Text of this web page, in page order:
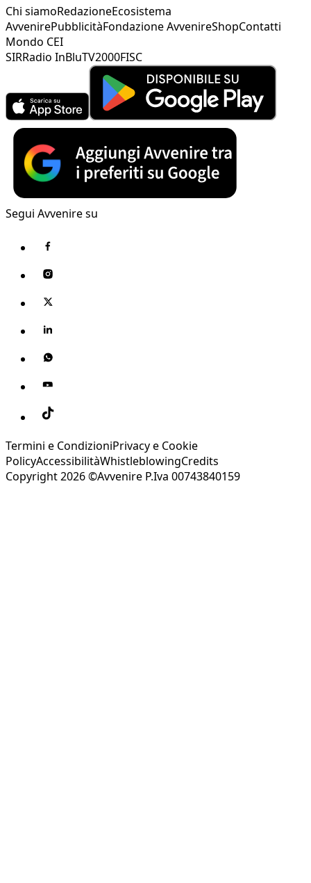
Chi siamoRedazioneEcosistema
AvvenirePubblicitàFondazione AvvenireShopContatti
Mondo CEI
SIRRadio InBluTV2000FISC
Segui Avvenire su
Termini e CondizioniPrivacy e Cookie
PolicyAccessibilitàWhistleblowingCredits
Copyright 2026 ©Avvenire P.Iva 00743840159